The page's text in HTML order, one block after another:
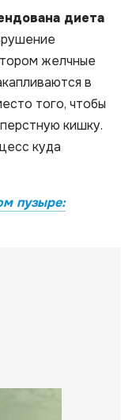
диета
желчные
в
того, чтобы
кишку.
куда
пузыре: